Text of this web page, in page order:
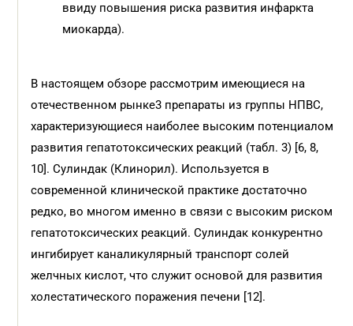
ввиду повышения риска развития инфаркта
миокарда).
В настоящем обзоре рассмотрим имеющиеся на
отечественном рынке3 препараты из группы НПВС,
характеризующиеся наиболее высоким потенциалом
развития гепатотоксических реакций (табл. 3) [6, 8,
10]. Сулиндак (Клинорил). Используется в
современной клинической практике достаточно
редко, во многом именно в связи с высоким риском
гепатотоксических реакций. Сулиндак конкурентно
ингибирует каналикулярный транспорт солей
желчных кислот, что служит основой для развития
холестатического поражения печени [12].